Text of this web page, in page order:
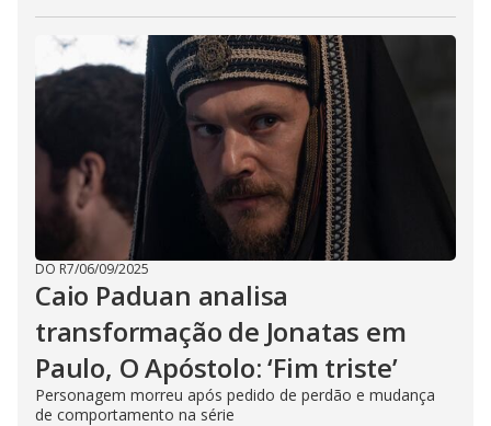
DO R7/06/09/2025
Caio Paduan analisa
transformação de Jonatas em
Paulo, O Apóstolo: ‘Fim triste’
Personagem morreu após pedido de perdão e mudança
de comportamento na série